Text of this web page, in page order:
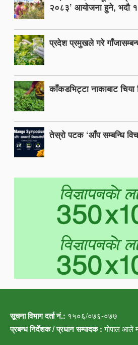
२०८३’ आयोजना हुने, भदौ
प्रदेश प्रमुखले गरे
काँकडभिट्टा नाकाबाट चिया
तेस्रो पटक ‘आँप सम्बन्धि
सूचना विभाग दर्ता नं.: १५०६/०७६-०७७
प्रबन्ध निर्देशक / प्रधान सम्पादक :गोपाल आले